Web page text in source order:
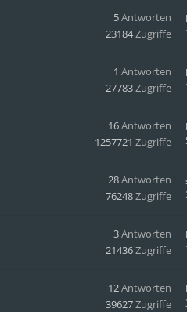
5Antworten
23184Zugriffe
1 Antworten
27783Zugriffe
16Antworten
1257721 Zugriffe
28Antworten
76248Zugriffe
3Antworten
21436Zugriffe
12Antworten
39627Zugriffe